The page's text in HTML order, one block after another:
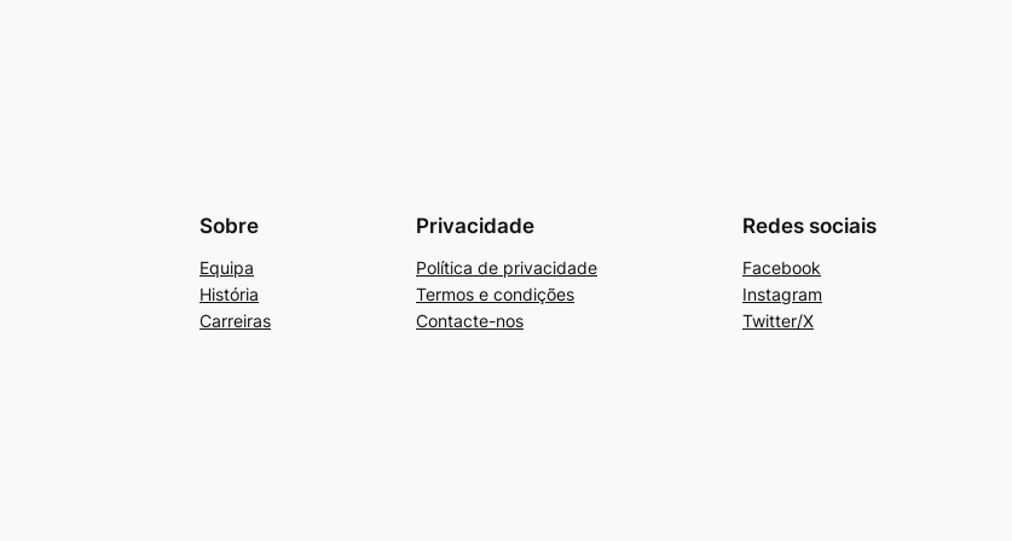
Sobre
Equipa
História
Carreiras
Privacidade
Política de privacidade
Termos e condições
Contacte-nos
Redes sociais
Facebook
Instagram
Twitter/X